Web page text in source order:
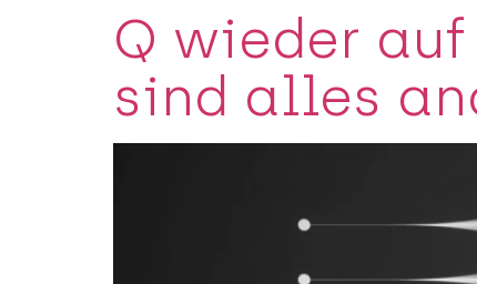
Q wieder auf
sind alles